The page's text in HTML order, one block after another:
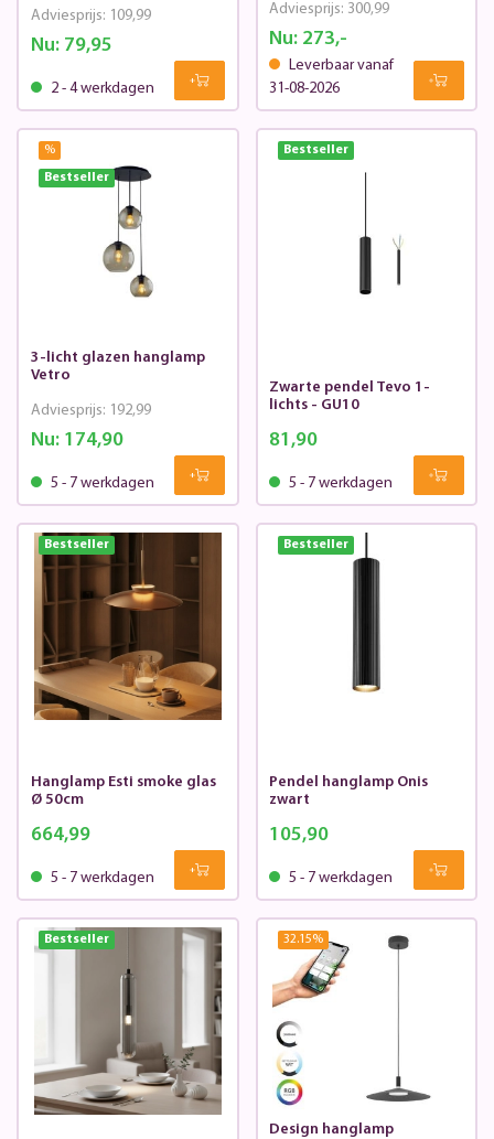
Nu:79,95
Adviesprijs: 109,99
2 - 4 werkdagen
Nu: 273,-
Adviesprijs: 300,99
Leverbaar vanaf
31-08-2026
%
Bestseller
3-licht glazen hanglamp
Vetro
Nu:174,90
Adviesprijs: 192,99
5 - 7 werkdagen
Bestseller
Zwarte pendel Tevo 1-
lichts - GU10
81,90
5 - 7 werkdagen
Bestseller
Hanglamp Esti smoke glas
Ø 50cm
664,99
5 - 7 werkdagen
Bestseller
Pendel hanglamp Onis
zwart
105,90
5 - 7 werkdagen
Bestseller 32.15%
Design hanglamp